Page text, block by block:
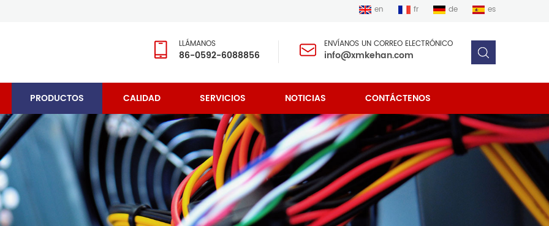
en fr de es
LLÁMANOS
86-0592-6088856
ENVÍANOS UN CORREO ELECTRÓNICO
info@xmkehan.com
PRODUCTOS CALIDAD SERVICIOS NOTICIAS CONTÁCTENOS